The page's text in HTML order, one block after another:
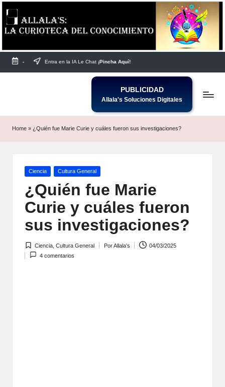
Saltar
al
- Entra en la IA Le Chat ¡Pincha Aquí!
PUBLICIDAD
Allala's Soluciones Digitales
Home » ¿Quién fue Marie Curie y cuáles fueron sus investigaciones?
Publicada
Ciencia Cultura General
¿Quién fue Marie
Curie y cuáles fueron
sus investigaciones?
Publicada
en
Ciencia ,Cultura General PorAllala's
04/03/2025
4 comentarios